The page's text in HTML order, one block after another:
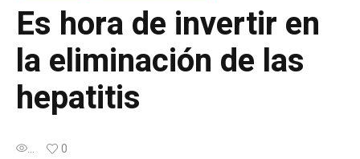
Es hora de invertir en
la eliminación de las
hepatitis
... 0